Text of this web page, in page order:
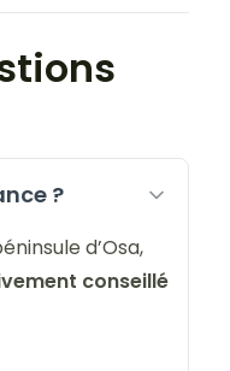
?
d’Osa,
conseillé